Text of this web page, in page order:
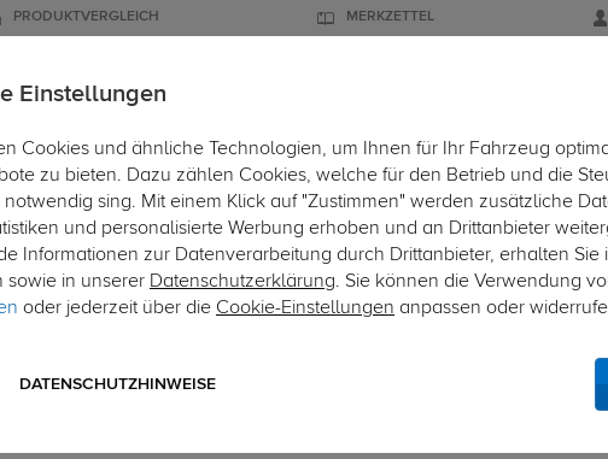
PRODUKTVERGLEICH MERKZETTEL
DACHBOXEN FAHRRADTRÄGER ZUBEHÖR
Art.-Nr. sFI086-2
G.D.W. Anhängerkupplung
Einstellungen
Cookies und ähnliche Technologien, um Ihnen für Ihr Fahrzeug
zu bieten. Dazu zählen Cookies, welche für den Betrieb und die
notwendig sing. Mit einem Klick auf "Zustimmen" werden zusätzliche
und personalisierte Werbung erhoben und an Drittanbieter
Informationen zur Datenverarbeitung durch Drittanbieter, erhalten Sie
sowie in unserer Datenschutzerklärung. Sie können die Verwendung
oder jederzeit über die Cookie-Einstellungen anpassen oder
DATENSCHUTZHINWEISE